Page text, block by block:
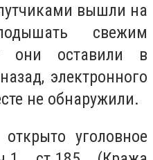
вышли на
свежим
они оставили в
электронного
не обнаружили.
уголовное